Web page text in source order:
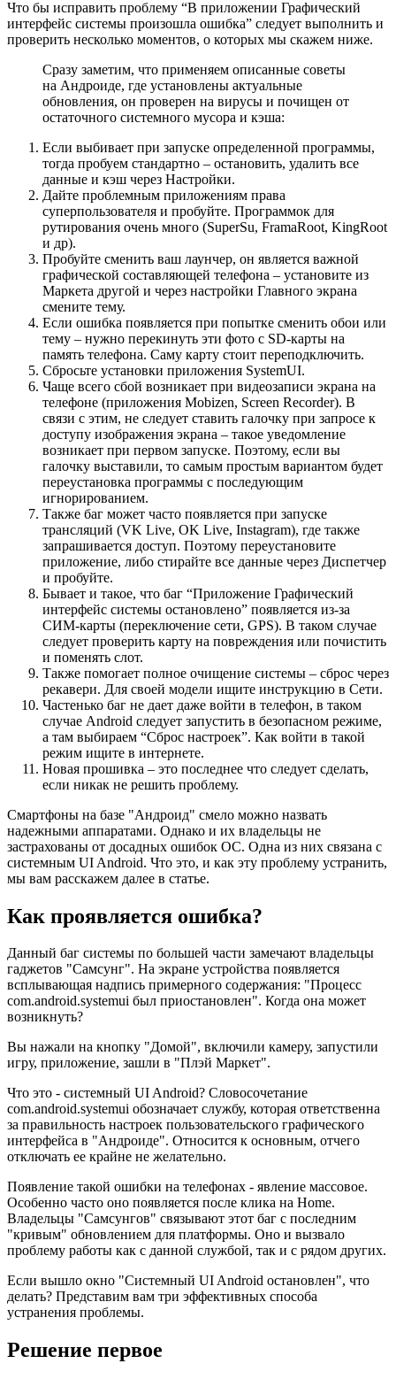
Что бы исправить проблему “В приложении Графический
интерфейс системы произошла ошибка” следует выполнить и
проверить несколько моментов, о которых мы скажем ниже.
Сразу заметим, что применяем описанные советы
на Андроиде, где установлены актуальные
обновления, он проверен на вирусы и почищен от
остаточного системного мусора и кэша:
Если выбивает при запуске определенной программы,
тогда пробуем стандартно – остановить, удалить все
данные и кэш через Настройки.
Дайте проблемным приложениям права
суперпользователя и пробуйте. Программок для
рутирования очень много (SuperSu, FramaRoot, KingRoot
и др).
Пробуйте сменить ваш лаунчер, он является важной
графической составляющей телефона – установите из
Маркета другой и через настройки Главного экрана
смените тему.
Если ошибка появляется при попытке сменить обои или
тему – нужно перекинуть эти фото с SD-карты на
память телефона. Саму карту стоит переподключить.
Сбросьте установки приложения SystemUI.
Чаще всего сбой возникает при видеозаписи экрана на
телефоне (приложения Mobizen, Screen Recorder). В
связи с этим, не следует ставить галочку при запросе к
доступу изображения экрана – такое уведомление
возникает при первом запуске. Поэтому, если вы
галочку выставили, то самым простым вариантом будет
переустановка программы с последующим
игнорированием.
Также баг может часто появляется при запуске
трансляций (VK Live, OK Live, Instagram), где также
запрашивается доступ. Поэтому переустановите
приложение, либо стирайте все данные через Диспетчер
и пробуйте.
Бывает и такое, что баг “Приложение Графический
интерфейс системы остановлено” появляется из-за
СИМ-карты (переключение сети, GPS). В таком случае
следует проверить карту на повреждения или почистить
и поменять слот.
Также помогает полное очищение системы – сброс через
рекавери. Для своей модели ищите инструкцию в Сети.
Частенько баг не дает даже войти в телефон, в таком
случае Android следует запустить в безопасном режиме,
а там выбираем “Сброс настроек”. Как войти в такой
режим ищите в интернете.
Новая прошивка – это последнее что следует сделать,
если никак не решить проблему.
Смартфоны на базе "Андроид" смело можно назвать
надежными аппаратами. Однако и их владельцы не
застрахованы от досадных ошибок ОС. Одна из них связана с
системным UI Android. Что это, и как эту проблему устранить,
мы вам расскажем далее в статье.
Как проявляется ошибка?
Данный баг системы по большей части замечают владельцы
гаджетов "Самсунг". На экране устройства появляется
всплывающая надпись примерного содержания: "Процесс
com.android.systemui был приостановлен". Когда она может
возникнуть?
Вы нажали на кнопку "Домой", включили камеру, запустили
игру, приложение, зашли в "Плэй Маркет".
Что это - системный UI Android? Словосочетание
com.android.systemui обозначает службу, которая ответственна
за правильность настроек пользовательского графического
интерфейса в "Андроиде". Относится к основным, отчего
отключать ее крайне не желательно.
Появление такой ошибки на телефонах - явление массовое.
Особенно часто оно появляется после клика на Home.
Владельцы "Самсунгов" связывают этот баг с последним
"кривым" обновлением для платформы. Оно и вызвало
проблему работы как с данной службой, так и с рядом других.
Если вышло окно "Системный UI Android остановлен", что
делать? Представим вам три эффективных способа
устранения проблемы.
Решение первое